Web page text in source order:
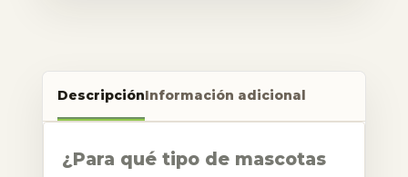
DescripciónInformación adicional
¿Para qué tipo de mascotas